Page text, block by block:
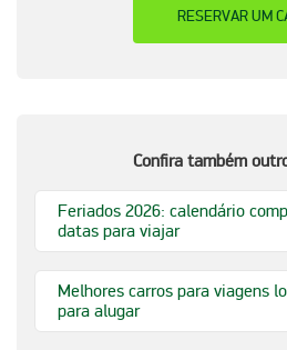
RESERVAR UM
Confira também
Feriados 2026: calendário
datas para viajar
Melhores carros para viagens
para alugar